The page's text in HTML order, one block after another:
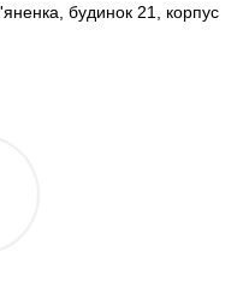
будинок 21, корпус